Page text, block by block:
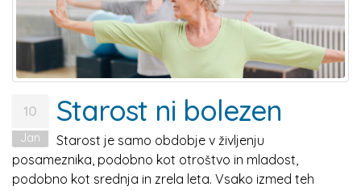
10
Jan
Starost ni bolezen
Starost je samo obdobje v življenju
posameznika, podobno kot otroštvo in mladost,
podobno kot srednja in zrela leta. Vsako izmed teh